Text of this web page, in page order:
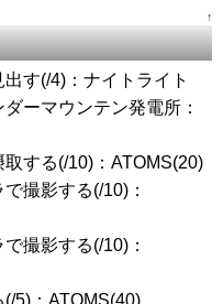
↑
す(/4)：ナイトライト
ーマウンテン発電所：
する(/10)：ATOMS(20)
撮影する(/10)：
撮影する(/10)：
5)：ATOMS(40)